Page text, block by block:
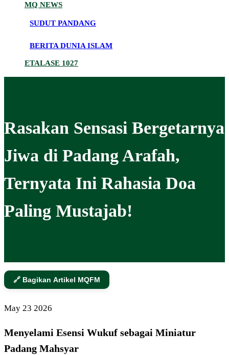
MQ NEWS
SUDUT PANDANG
BERITA DUNIA ISLAM
ETALASE 1027
Rasakan Sensasi Bergetarnya
Jiwa di Padang Arafah,
Ternyata Ini Rahasia Doa
Paling Mustajab!
🔗 Bagikan Artikel MQFM
May 23 2026
Menyelami Esensi Wukuf sebagai Miniatur
Padang Mahsyar